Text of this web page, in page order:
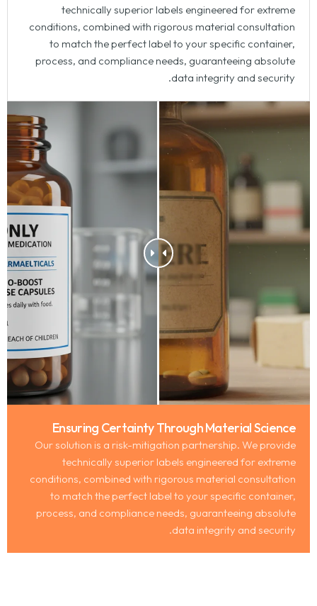
technically superior labels engineered for extreme
conditions, combined with rigorous material consultation
to match the perfect label to your specific container,
process, and compliance needs, guaranteeing absolute
data integrity and security
.
Ensuring Certainty Through Material Science
Our solution is a risk-mitigation partnership. We provide
technically superior labels engineered for extreme
conditions, combined with rigorous material consultation
to match the perfect label to your specific container,
process, and compliance needs, guaranteeing absolute
data integrity and security
.